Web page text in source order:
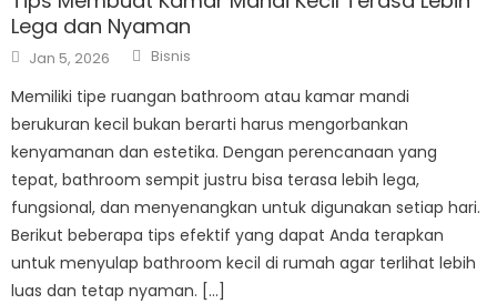
Lega dan Nyaman
Posted
on
Jan 5, 2026 Author
Bisnis
Memiliki tipe ruangan bathroom atau kamar mandi
berukuran kecil bukan berarti harus mengorbankan
kenyamanan dan estetika. Dengan perencanaan yang
tepat, bathroom sempit justru bisa terasa lebih lega,
fungsional, dan menyenangkan untuk digunakan setiap hari.
Berikut beberapa tips efektif yang dapat Anda terapkan
untuk menyulap bathroom kecil di rumah agar terlihat lebih
luas dan tetap nyaman. […]